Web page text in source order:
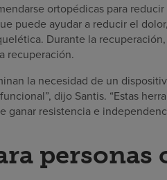
ortopédicas para
puede ayudar a reducir el
Durante la
recuperación.
la necesidad de un
dijo Santis. “Estas
ganar resistencia e
personas